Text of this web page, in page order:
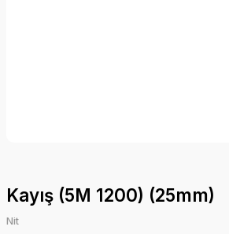
Kayış (5M 1200) (25mm)
Nit